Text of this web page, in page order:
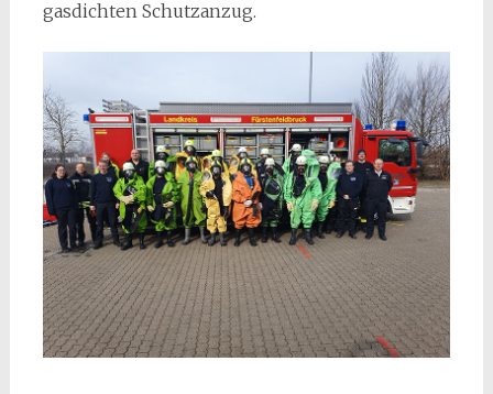
gasdichten Schutzanzug.